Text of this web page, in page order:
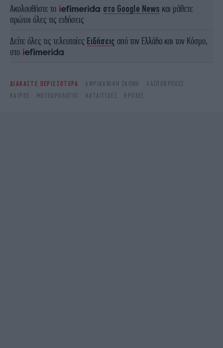
Ακολουθήστε το στο Google News και μάθετε
πρώτοι όλες τις ειδήσεις
Δείτε όλες τις τελευταίες Ειδήσεις από την Ελλάδα και τον Κόσμο,
στο
ΔΙΑΒΑΣΤΕ ΠΕΡΙΣΣΟΤΕΡΑ ΑΦΡΙΚΑΝΙΚΉ ΣΚΌΝΗ
ΛΑΣΠΟΒΡΟΧΈΣ
ΚΑΙΡΌΣ
ΜΕΤΕΩΡΟΛΌΓΟΙ ΚΑΤΑΙΓΊΔΕΣ ΒΡΟΧΈΣ